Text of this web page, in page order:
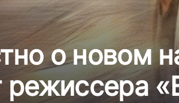
о новом
режиссера